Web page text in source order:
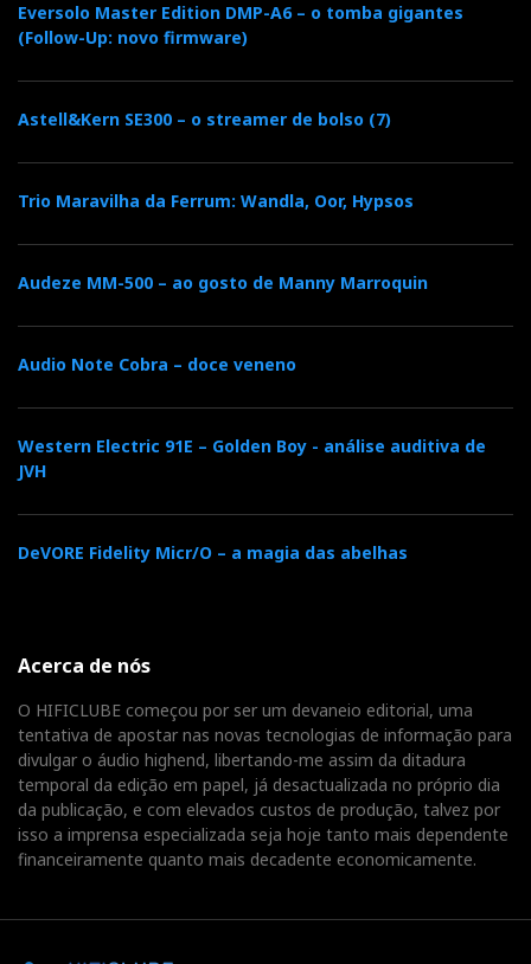
Eversolo Master Edition DMP-A6 – o tomba gigantes
(Follow-Up: novo firmware)
Astell&Kern SE300 – o streamer de bolso (7)
Trio Maravilha da Ferrum: Wandla, Oor, Hypsos
Audeze MM-500 – ao gosto de Manny Marroquin
Audio Note Cobra – doce veneno
Western Electric 91E – Golden Boy - análise auditiva de
JVH
DeVORE Fidelity Micr/O – a magia das abelhas
Acerca de nós
O HIFICLUBE começou por ser um devaneio editorial, uma
tentativa de apostar nas novas tecnologias de informação para
divulgar o áudio highend, libertando-me assim da ditadura
temporal da edição em papel, já desactualizada no próprio dia
da publicação, e com elevados custos de produção, talvez por
isso a imprensa especializada seja hoje tanto mais dependente
financeiramente quanto mais decadente economicamente.